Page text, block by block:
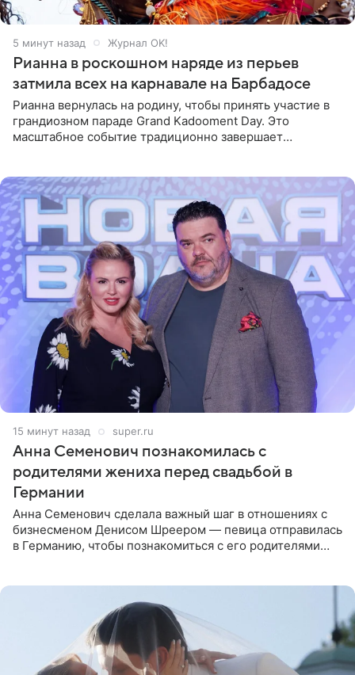
5 минут назад Журнал OK!
Рианна в роскошном наряде из перьев
затмила всех на карнавале на Барбадосе
Рианна вернулась на родину, чтобы принять участие в
грандиозном параде Grand Kadooment Day. Это
масштабное событие традиционно завершает
15 минут назад super.ru
Анна Семенович познакомилась с
родителями жениха перед свадьбой в
Германии
Анна Семенович сделала важный шаг в отношениях с
бизнесменом Денисом Шреером — певица отправилась
в Германию, чтобы познакомиться с его родителями